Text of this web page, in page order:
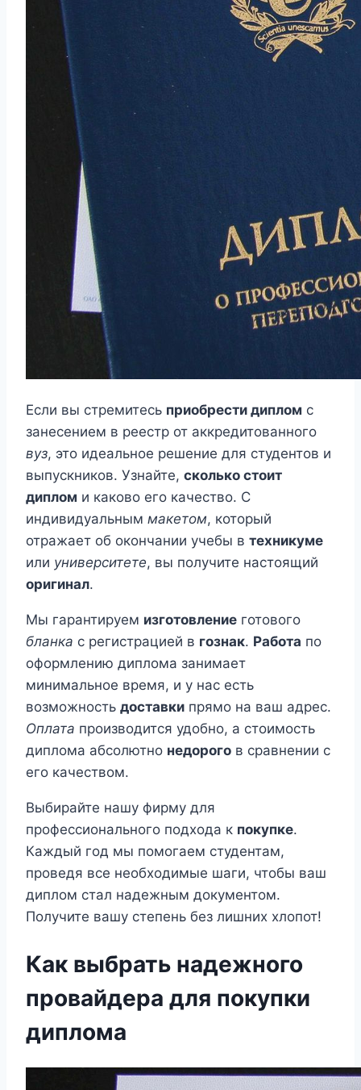
Если вы стремитесь приобрести диплом с
занесением в реестр от аккредитованного
вуз, это идеальное решение для студентов и
выпускников. Узнайте, сколько стоит
диплом и каково его качество. С
индивидуальным макетом, который
отражает об окончании учебы в техникуме
или университете, вы получите настоящий
оригинал.
Мы гарантируем изготовление готового
бланка с регистрацией в гознак. Работа по
оформлению диплома занимает
минимальное время, и у нас есть
возможность доставки прямо на ваш адрес.
Оплата производится удобно, а стоимость
диплома абсолютно недорого в сравнении с
его качеством.
Выбирайте нашу фирму для
профессионального подхода к покупке.
Каждый год мы помогаем студентам,
проведя все необходимые шаги, чтобы ваш
диплом стал надежным документом.
Получите вашу степень без лишних хлопот!
Как выбрать надежного
провайдера для покупки
диплома